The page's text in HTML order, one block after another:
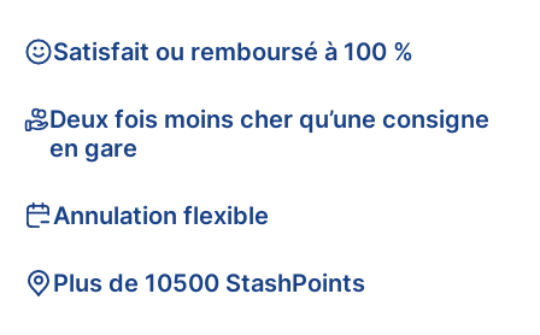
Satisfait ou remboursé à 100 %
Deux fois moins cher qu’une consigne
en gare
Annulation flexible
Plus de 10500 StashPoints